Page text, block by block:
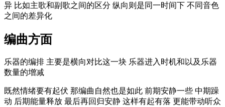
异 比如主歌和副歌之间的区分 纵向则是同一时间下 不同音色
之间的差异化
编曲方面
乐器的编排 主要是横向对比这一块 乐器进入时机和以及乐器
数量的增减
既然情绪要有起伏 那编曲自然也是如此 前期安静一些 中期躁
动 后期能量释放 最后再回归安静 这样有起有落 更能带动听众